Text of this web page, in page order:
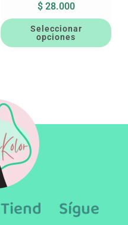
$28.000
Seleccionar
opciones
Tiend
Sígue